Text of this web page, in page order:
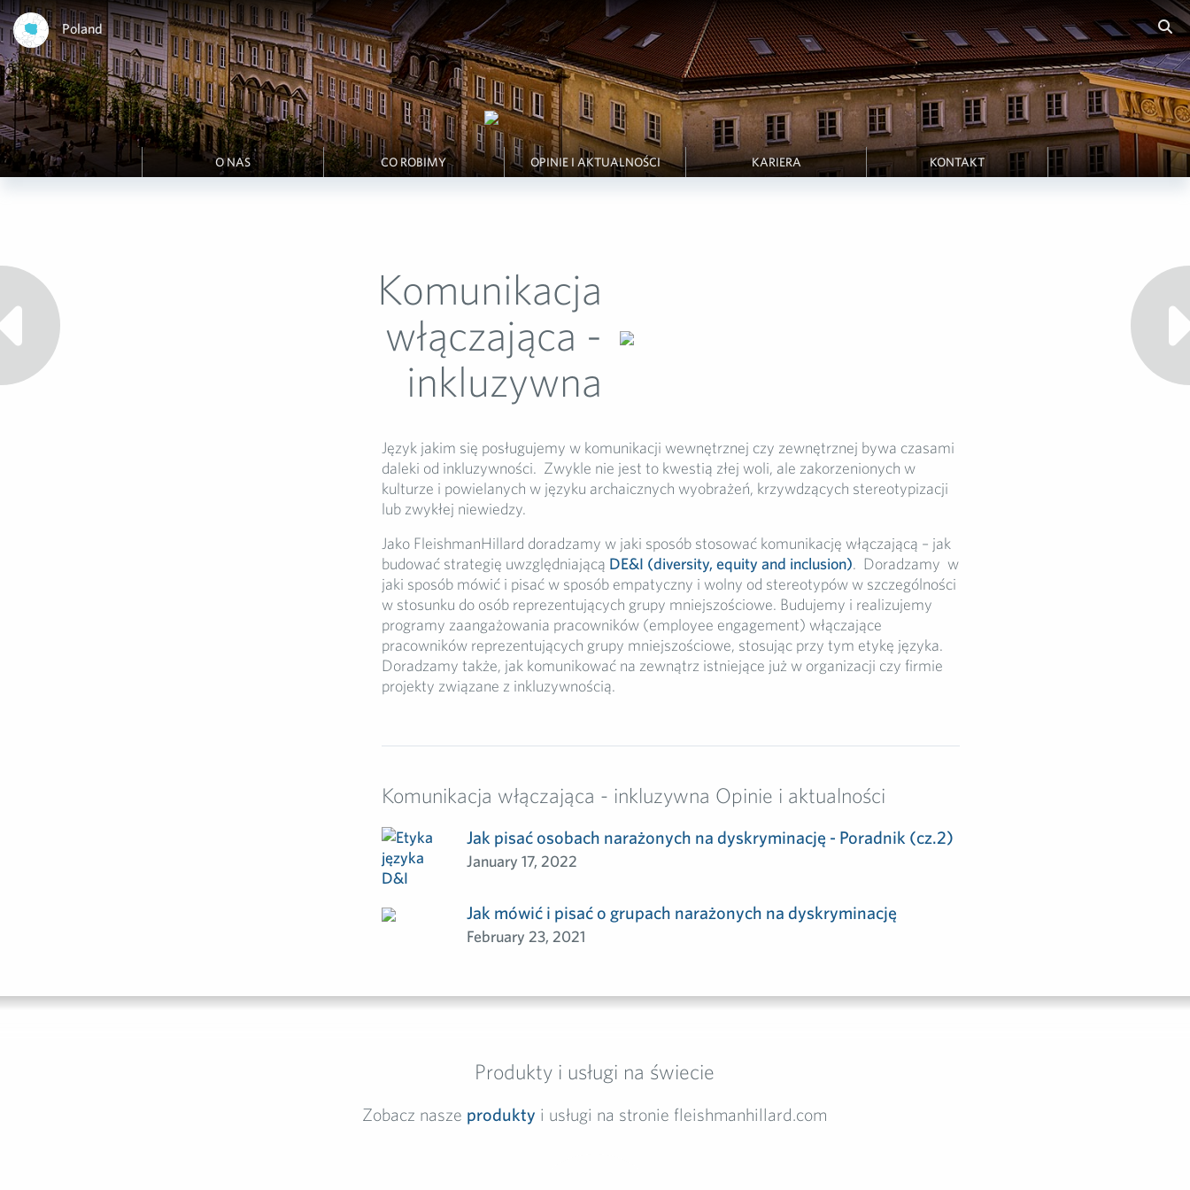
Poland
O NAS CO ROBIMY OPINIE I AKTUALNOŚCI KARIERA KONTAKT
Komunikacja
włączająca -
inkluzywna
Język jakim się posługujemy w komunikacji wewnętrznej czy zewnętrznej bywa czasami
daleki od inkluzywności. Zwykle nie jest to kwestią złej woli, ale zakorzenionych w
kulturze i powielanych w języku archaicznych wyobrażeń, krzywdzących stereotypizacji
lub zwykłej niewiedzy.
Jako FleishmanHillard doradzamy w jaki sposób stosować komunikację włączającą – jak
budować strategię uwzględniającą DE&I (diversity, equity and inclusion). Doradzamy w
jaki sposób mówić i pisać w sposób empatyczny i wolny od stereotypów w szczególności
w stosunku do osób reprezentujących grupy mniejszościowe. Budujemy i realizujemy
programy zaangażowania pracowników (employee engagement) włączające
pracowników reprezentujących grupy mniejszościowe, stosując przy tym etykę języka.
Doradzamy także, jak komunikować na zewnątrz istniejące już w organizacji czy firmie
projekty związane z inkluzywnością.
Komunikacja włączająca - inkluzywna Opinie i aktualności
Jak pisać osobach narażonych na dyskryminację - Poradnik (cz.2)
January 17, 2022
Jak mówić i pisać o grupach narażonych na dyskryminację
February 23, 2021
Produkty i usługi na świecie
Zobacz nasze produkty i usługi na stronie fleishmanhillard.com